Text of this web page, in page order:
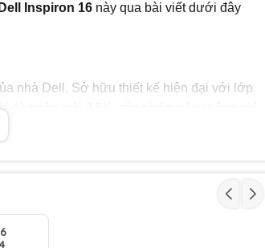
Dell Inspiron 16 này qua bài viết dưới đây
nhà Dell. Sở hữu thiết kế hiện đại với lớp
độ phân giải 2.5K, sản phẩm này không chỉ
thị giác tuyệt vời cho người dùng, phục vụ
vô cùng mạnh mẽ, giúp máy hoạt động